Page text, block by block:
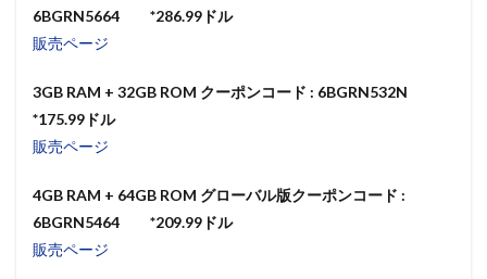
6BGRN5664 *286.99ドル
販売ページ
3GB RAM + 32GB ROM クーポンコード : 6BGRN532N
*175.99ドル
販売ページ
4GB RAM + 64GB ROM グローバル版クーポンコード :
6BGRN5464 *209.99ドル
販売ページ